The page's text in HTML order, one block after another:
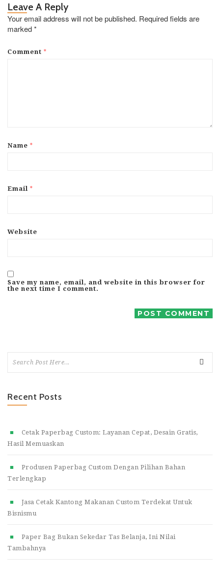
Leave A Reply
Your email address will not be published. Required fields are
marked*
Comment *
Name *
Email *
Website
Save my name, email, and website in this browser for
the next time I comment.
Recent Posts
Cetak Paperbag Custom: Layanan Cepat, Desain Gratis,
Hasil Memuaskan
Produsen Paperbag Custom Dengan Pilihan Bahan
Terlengkap
Jasa Cetak Kantong Makanan Custom Terdekat Untuk
Bisnismu
Paper Bag Bukan Sekedar Tas Belanja, Ini Nilai
Tambahnya